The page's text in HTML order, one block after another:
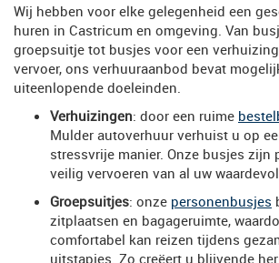
Wij hebben voor elke gelegenheid een
huren in Castricum en omgeving. Van
groepsuitje tot busjes voor een
vervoer, ons verhuuraanbod bevat
uiteenlopende doeleinden.
Verhuizingen: door een ruime
Mulder autoverhuur verhuist u op
stressvrije manier. Onze busjes zijn
veilig vervoeren van al uw
Groepsuitjes: onze personenbusjes
zitplaatsen en bagageruimte,
comfortabel kan reizen tijdens
uitstapjes. Zo creëert u blijvende